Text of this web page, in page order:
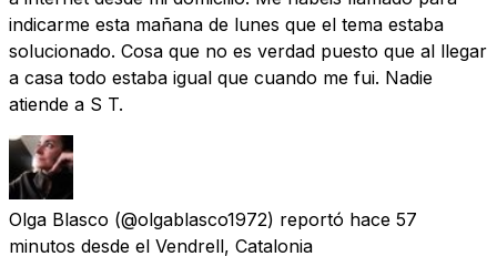
indicarme esta mañana de lunes que el tema estaba
solucionado. Cosa que no es verdad puesto que al llegar
a casa todo estaba igual que cuando me fui. Nadie
atiende a S T.
Olga Blasco (@olgablasco1972) reportó hace 57
minutos desde el Vendrell, Catalonia